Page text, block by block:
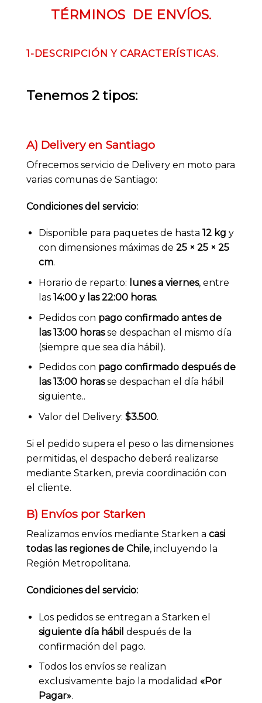
TÉRMINOS DE ENVÍOS.
1-DESCRIPCIÓN Y CARACTERÍSTICAS.
Tenemos 2 tipos:
A) Delivery en Santiago
Ofrecemos servicio de Delivery en moto para
varias comunas de Santiago:
Condiciones del servicio:
Disponible para paquetes de hasta 12 kg y
con dimensiones máximas de 25 × 25 × 25
cm.
Horario de reparto: lunes a viernes, entre
las 14:00 y las 22:00 horas.
Pedidos con pago confirmado antes de
las 13:00 horasse despachan el mismo día
(siempre que sea día hábil).
Pedidos con pago confirmado después de
las 13:00 horasse despachan el día hábil
siguiente..
Valor del Delivery: $3.500.
Si el pedido supera el peso o las dimensiones
permitidas, el despacho deberá realizarse
mediante Starken, previa coordinación con
el cliente.
B) Envíos por Starken
Realizamos envíos mediante Starken a casi
todas las regiones de Chile, incluyendo la
Región Metropolitana.
Condiciones del servicio:
Los pedidos se entregan a Starken el
siguiente día hábil después de la
confirmación del pago.
Todos los envíos se realizan
exclusivamente bajo la modalidad «Por
Pagar».